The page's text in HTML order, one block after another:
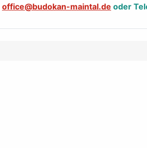
office@budokan-maintal.de oder